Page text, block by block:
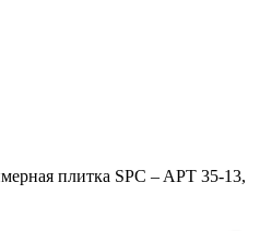
плитка SPC – APT 35-13,